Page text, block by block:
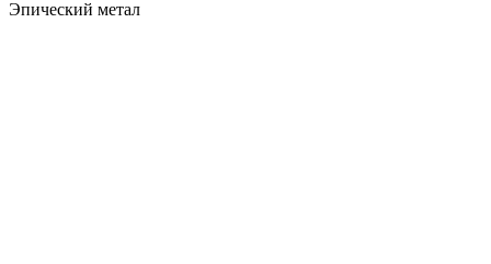
Эпический метал